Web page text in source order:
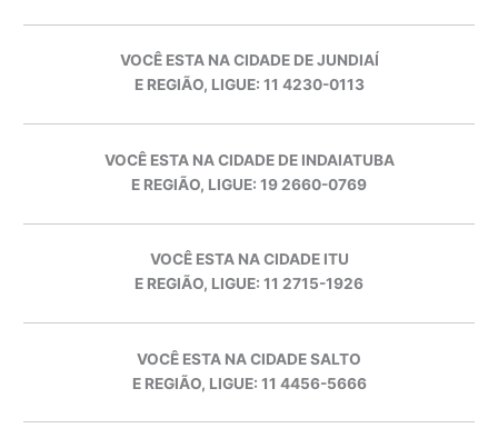
VOCÊ ESTA NA CIDADE DE JUNDIAÍ
E REGIÃO, LIGUE: 11 4230-0113
VOCÊ ESTA NA CIDADE DE INDAIATUBA
E REGIÃO, LIGUE: 19 2660-0769
VOCÊ ESTA NA CIDADE ITU
E REGIÃO, LIGUE: 11 2715-1926
VOCÊ ESTA NA CIDADE SALTO
E REGIÃO, LIGUE: 11 4456-5666